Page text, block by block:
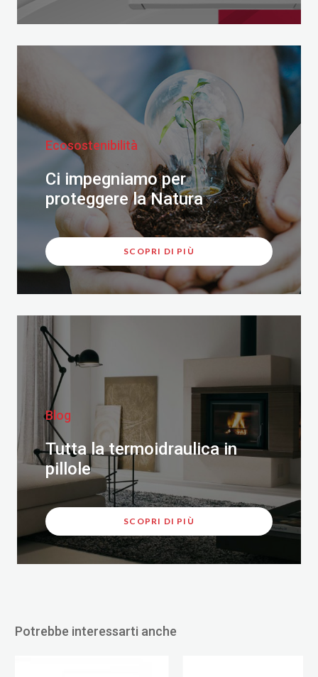
Ecosostenibilità
Ci impegniamo per
proteggere la Natura
SCOPRI DI PIÙ
Blog
Tutta la termoidraulica in
pillole
SCOPRI DI PIÙ
Potrebbe interessarti anche